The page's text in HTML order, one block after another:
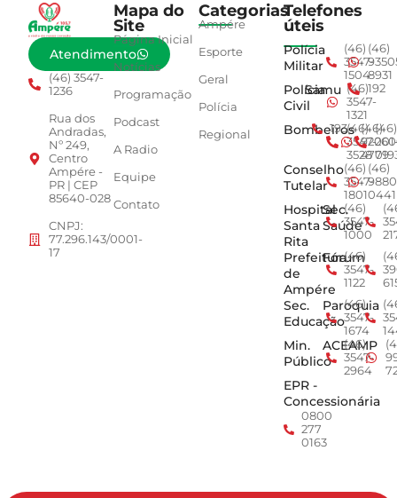
Atendimento
(46) 3547-
1236
Rua dos
Andradas,
Nº 249,
Centro
Ampére -
PR | CEP
85640-028
CNPJ:
77.296.143/0001-
17
Mapa do
Site
Página Inicial
Notícias
Programação
Podcast
A Radio
Equipe
Contato
Categorias
Ampére
Esporte
Geral
Polícia
Regional
Telefones
úteis
Polícia
Militar
(46)
3547-
1504
(46)
8931
Polícia
Civil
Samu (46)
3547-
1321
192
Bombeiros
193(46)
3547-
3528
(46)
4779
(46)
Conselho
Tutelar
(46)
3547-
1801
(46)
0441
Hospital
Santa
Rita
Sec.
Saúde
(46)
3547-
1000
Prefeitura
de
Ampére
Fórum
(46)
3547-
1122
Sec.
Educação
Paroquia
(46)
3547-
1674
Min.
Público
ACEAMP
(46)
3547-
2964
EPR -
Concessionária
0800
277
0163